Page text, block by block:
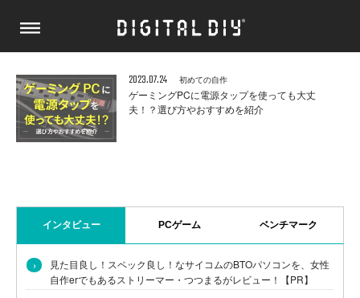
2023.07.24 初めての自作
ゲーミングPCに電源タップを使っても大丈
夫！？選び方やおすすめを紹介
インタビュー PCゲーム ベンチマーク
›
見た目良し！スペック良し！なサイコムのBTOパソコンを、女性
自作erでもあるストリーマー・つつまるがレビュー！【PR】